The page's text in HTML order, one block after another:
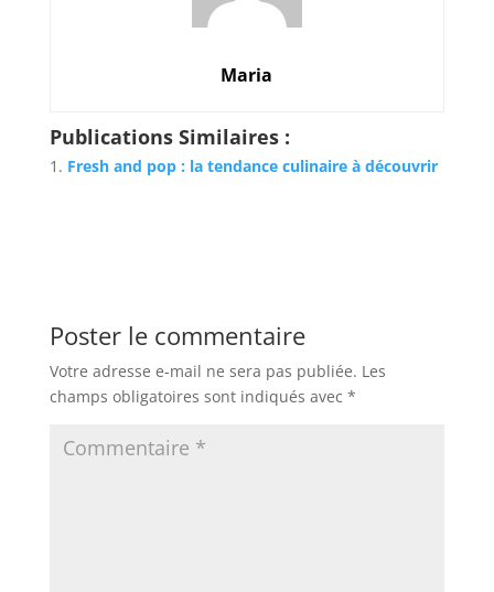
Maria
Publications Similaires :
Fresh and pop : la tendance culinaire à découvrir
Poster le commentaire
Votre adresse e-mail ne sera pas publiée. Les
champs obligatoires sont indiqués avec *